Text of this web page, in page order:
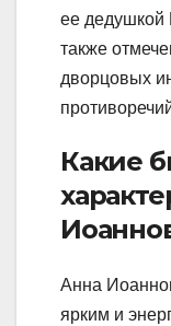
ее дедушкой
также
дворцовых
Какие
Анна
ярким и